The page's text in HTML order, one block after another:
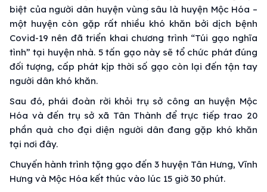
biệt của người dân huyện vùng sâu là huyện Mộc Hóa –
một huyện còn gặp rất nhiều khó khăn bởi dịch bệnh
Covid-19 nên đã triển khai chương trình “Túi gạo nghĩa
tình” tại huyện nhà. 5 tấn gạo này sẽ tổ chức phát đúng
đối tượng, cấp phát kịp thời số gạo còn lại đến tận tay
người dân khó khăn.
Sau đó, phái đoàn rời khỏi trụ sở công an huyện Mộc
Hóa và đến trụ sở xã Tân Thành để trực tiếp trao 20
phần quà cho đại diện người dân đang gặp khó khăn
tại nơi đây.
Chuyến hành trình tặng gạo đến 3 huyện Tân Hưng, Vĩnh
Hưng và Mộc Hóa kết thúc vào lúc 15 giờ 30 phút.